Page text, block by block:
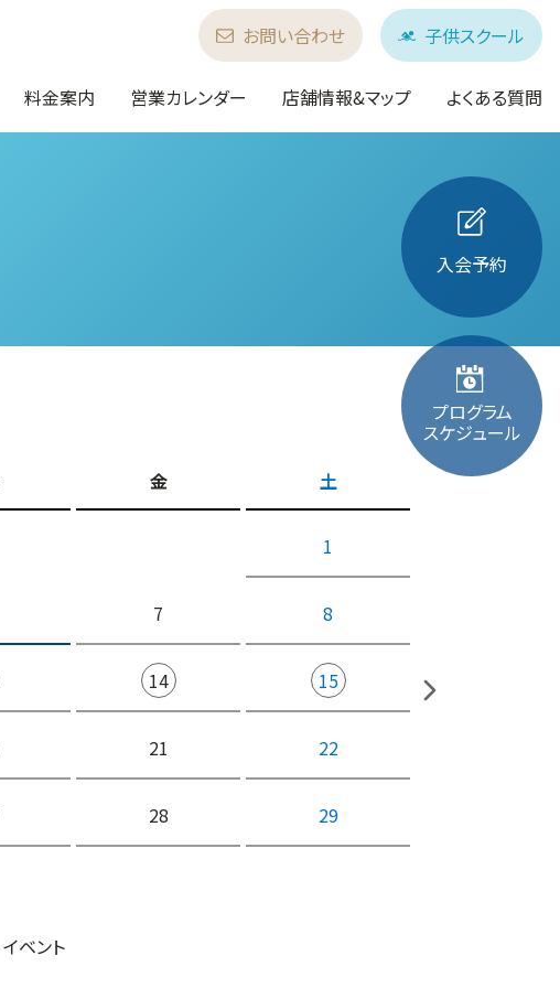
料金案内 営業カレンダー 店舗情報&マップ よくある質問
お問い合わせ 子供スクール
金 土
1
7 8
14 15
21 22
28 29
イベント
入会予約
プログラム
スケジュール